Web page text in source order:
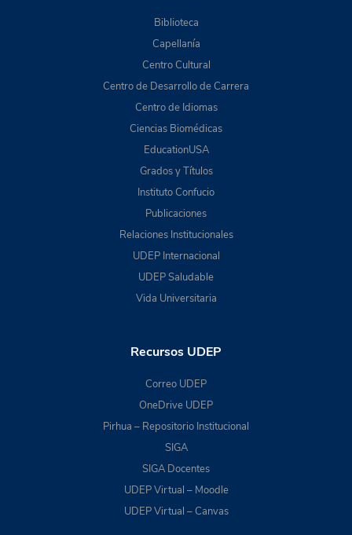
Biblioteca
Capellanía
Centro Cultural
Centro de Desarrollo de Carrera
Centro de Idiomas
Ciencias Biomédicas
EducationUSA
Grados y Títulos
Instituto Confucio
Publicaciones
Relaciones Institucionales
UDEP Internacional
UDEP Saludable
Vida Universitaria
Recursos UDEP
Correo UDEP
OneDrive UDEP
Pirhua – Repositorio Institucional
SIGA
SIGA Docentes
UDEP Virtual – Moodle
UDEP Virtual – Canvas